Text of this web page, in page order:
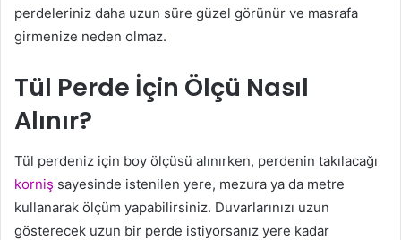
perdeleriniz daha uzun süre güzel görünür ve masrafa
girmenize neden olmaz.
Tül Perde İçin Ölçü Nasıl
Alınır?
Tül perdeniz için boy ölçüsü alınırken, perdenin takılacağı
korniş sayesinde istenilen yere, mezura ya da metre
kullanarak ölçüm yapabilirsiniz. Duvarlarınızı uzun
gösterecek uzun bir perde istiyorsanız yere kadar